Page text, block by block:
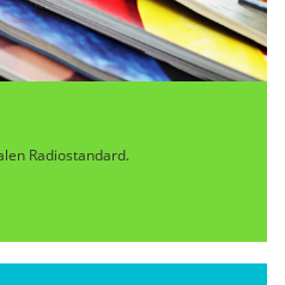
Radiostandard.